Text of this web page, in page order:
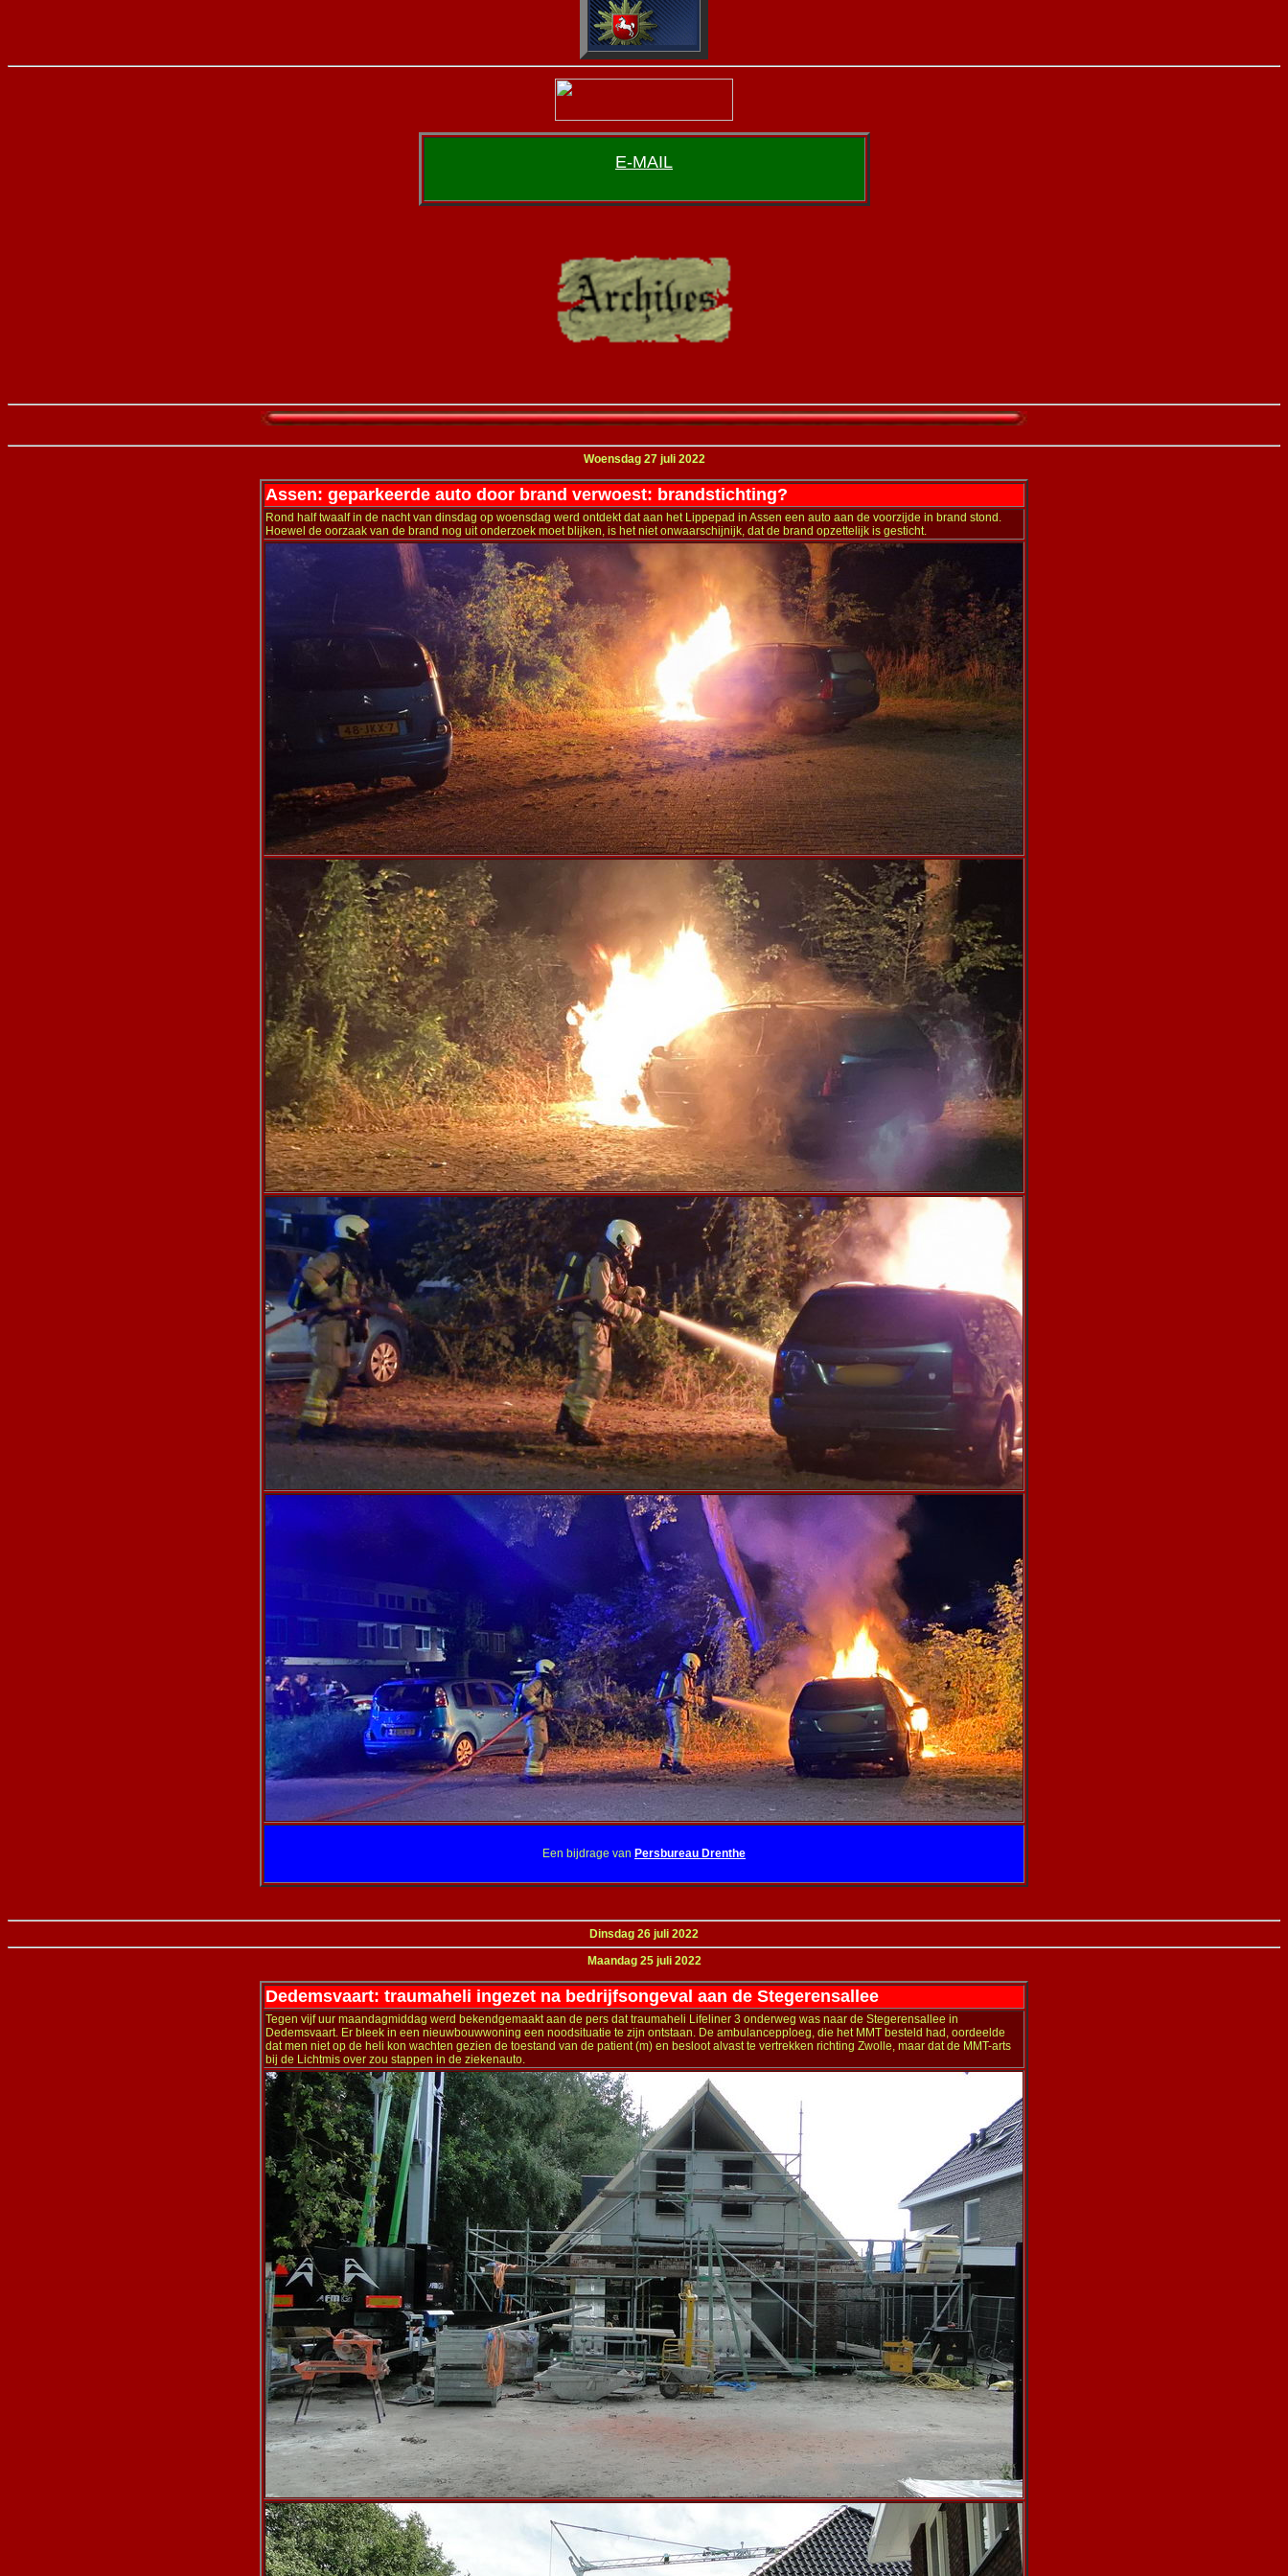
E-MAIL
Woensdag 27 juli 2022
Assen: geparkeerde auto door brand verwoest: brandstichting?
Rond half twaalf in de nacht van dinsdag op woensdag werd ontdekt dat aan het Lippepad in Assen een auto aan de voorzijde in brand stond.
Hoewel de oorzaak van de brand nog uit onderzoek moet blijken, is het niet onwaarschijnijk, dat de brand opzettelijk is gesticht.
Een bijdrage van Persbureau Drenthe
Dinsdag 26 juli 2022
Maandag 25 juli 2022
Dedemsvaart: traumaheli ingezet na bedrijfsongeval aan de Stegerensallee
Tegen vijf uur maandagmiddag werd bekendgemaakt aan de pers dat traumaheli Lifeliner 3 onderweg was naar de Stegerensallee in
Dedemsvaart. Er bleek in een nieuwbouwwoning een noodsituatie te zijn ontstaan. De ambulancepploeg, die het MMT besteld had, oordeelde
dat men niet op de heli kon wachten gezien de toestand van de patient (m) en besloot alvast te vertrekken richting Zwolle, maar dat de MMT-arts
bij de Lichtmis over zou stappen in de ziekenauto.